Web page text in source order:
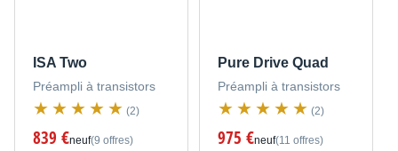
ISA Two
Préampli à transistors
(2)
839 €neuf(9 offres)
Pure Drive Quad
Préampli à transistors
(2)
975 €neuf(11 offres)